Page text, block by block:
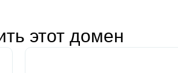
этот домен